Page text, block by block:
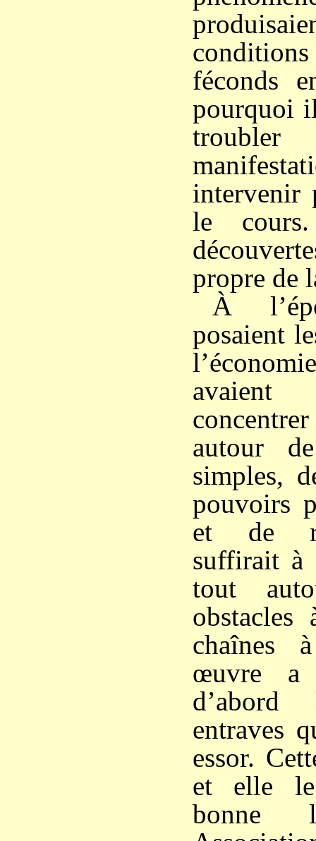
féconds
pourquoi
intervenir
le
propre de
À
posaient
autour
simples,
pouvoirs
et de
suffirait à
tout
obstacles
chaînes
œuvre a
d’abord
entraves
essor.
et elle